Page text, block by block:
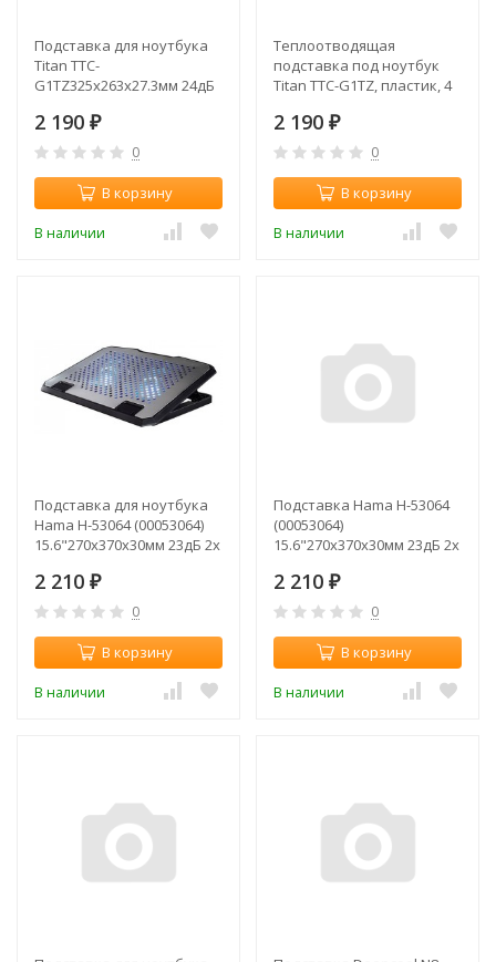
Подставка для ноутбука
Titan TTC-
G1TZ325x263x27.3мм 24дБ
серебристый
2 190 ₽
0
В корзину
В наличии
Теплоотводящая
подставка под ноутбук
Titan TTC-G1TZ, пластик, 4
упаковка)
2 190 ₽
0
В корзину
В наличии
Подставка для ноутбука
Hama H-53064 (00053064)
15.6"270x370x30мм 23дБ 2x
пластик серебристый
2 210 ₽
0
В корзину
В наличии
Подставка Hama H-53064
(00053064)
15.6"270x370x30мм 23дБ 2x
(плохая упаковка)
2 210 ₽
0
В корзину
В наличии